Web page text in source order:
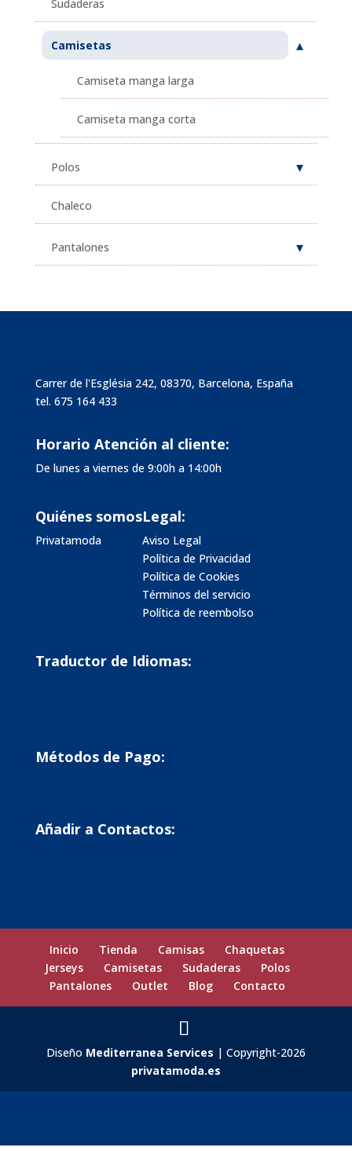
Sudaderas
Camisetas
Camiseta manga larga
Camiseta manga corta
Polos
Chaleco
Pantalones
Carrer de l'Església 242, 08370, Barcelona, España
tel. 675 164 433
Horario Atención al cliente:
De lunes a viernes de 9:00h a 14:00h
Quiénes somos
Privatamoda
Legal:
Aviso Legal
Política de Privacidad
Política de Cookies
Términos del servicio
Política de reembolso
Traductor de Idiomas:
Métodos de Pago:
Añadir a Contactos:
Inicio Tienda Camisas
Chaquetas
Jerseys
Camisetas Sudaderas
Polos
Pantalones
Outlet Blog Contacto
Diseño Mediterranea Services | Copyright-2026
privatamoda.es